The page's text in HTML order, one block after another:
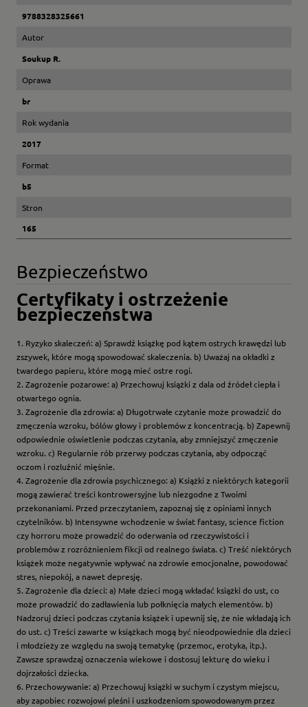
9788328325661
Autor
Soukup R.
Oprawa
br
Rok wydania
2017
Format
b5
Stron
165
Bezpieczeństwo
Certyfikaty i ostrzeżenie
bezpieczeństwa
1. Ryzyko skaleczeń: a) Sprawdź książkę pod kątem ostrych krawędzi lub
zszywek, które mogą spowodować skaleczenia. b) Uważaj na okładki z
twardego papieru, które mogą mieć ostre rogi.
2. Zagrożenie pożarowe: a) Przechowuj książki z dala od źródeł ciepła i
otwartego ognia.
3. Zagrożenie dla zdrowia: a) Długotrwałe czytanie może prowadzić do
zmęczenia wzroku, bólów głowy i problemów z koncentracją. b) Zapewnij
odpowiednie oświetlenie podczas czytania, aby zmniejszyć zmęczenie
wzroku. c) Regularnie rób przerwy podczas czytania, aby odpocząć
oczom i rozluźnić mięśnie.
4. Zagrożenie dla zdrowia psychicznego: a) Książki z niektórych kategorii
mogą zawierać treści kontrowersyjne lub niezgodne z Twoimi
przekonaniami. Przed przeczytaniem, zapoznaj się z opiniami innych
czytelników. b) Intensywne wchodzenie w świat fantasy, science fiction
czy horroru może prowadzić do oderwania od rzeczywistości i
problemów z rozróżnieniem fikcji od realnego świata. c) Treść niektórych
książek może negatywnie wpływać na zdrowie emocjonalne, powodować
stres, niepokój, a nawet depresję.
5. Zagrożenie dla dzieci: a) Małe dzieci mogą wkładać książki do ust, co
może prowadzić do zadławienia lub połknięcia małych elementów. b)
Nadzoruj dzieci podczas czytania książek i upewnij się, że nie wkładają ich
do ust. c) Treści zawarte w książkach mogą być nieodpowiednie dla dzieci
i młodzieży ze względu na swoją tematykę (przemoc, erotyka, itp.).
Zawsze sprawdzaj oznaczenia wiekowe i dostosuj lekturę do wieku i
dojrzałości dziecka.
6. Przechowywanie: a) Przechowuj książki w suchym i czystym miejscu,
aby zapobiec rozwojowi pleśni i uszkodzeniom spowodowanym przez